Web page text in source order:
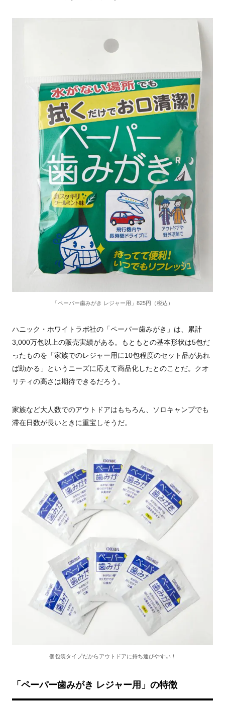
「ペーパー歯みがき レジャー用」825円（税込）
ハニック・ホワイトラボ社の「ペーパー歯みがき」は、累計
3,000万包以上の販売実績がある。もともとの基本形状は5包だ
ったものを「家族でのレジャー用に10包程度のセット品があれ
ば助かる」というニーズに応えて商品化したとのことだ。クオ
リティの高さは期待できるだろう。
家族など大人数でのアウトドアはもちろん、ソロキャンプでも
滞在日数が長いときに重宝しそうだ。
個包装タイプだからアウトドアに持ち運びやすい！
「ペーパー歯みがき レジャー用」の特徴